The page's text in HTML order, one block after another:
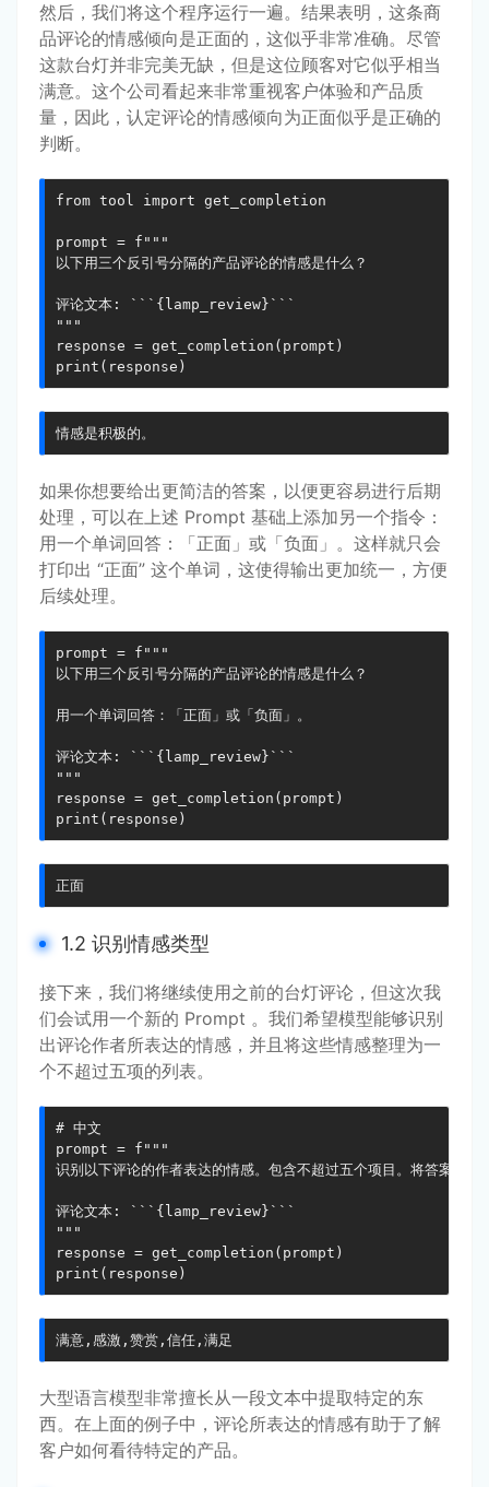
然后，我们将这个程序运行一遍。结果表明，这条商
品评论的情感倾向是正面的，这似乎非常准确。尽管
这款台灯并非完美无缺，但是这位顾客对它似乎相当
满意。这个公司看起来非常重视客户体验和产品质
量，因此，认定评论的情感倾向为正面似乎是正确的
判断。
from tool import get_completion
prompt = f"""
以下用三个反引号分隔的产品评论的情感是什么？
评论文本: ```{lamp_review}```
"""
response = get_completion(prompt)
print(response)
情感是积极的。
如果你想要给出更简洁的答案，以便更容易进行后期
处理，可以在上述 Prompt 基础上添加另一个指令：
用一个单词回答：「正面」或「负面」 。这样就只会
打印出 “正面” 这个单词，这使得输出更加统一，方便
后续处理。
prompt = f"""
以下用三个反引号分隔的产品评论的情感是什么？
用一个单词回答：「正面」或「负面」。
评论文本: ```{lamp_review}```
"""
response = get_completion(prompt)
print(response)
正面
1.2 识别情感类型
接下来，我们将继续使用之前的台灯评论，但这次我
们会试用一个新的 Prompt 。我们希望模型能够识别
出评论作者所表达的情感，并且将这些情感整理为一
个不超过五项的列表。
# 中文
prompt = f"""
识别以下评论的作者表达的情感。包含不超过五个项目。将答案格式
评论文本: ```{lamp_review}```
"""
response = get_completion(prompt)
print(response)
满意,感激,赞赏,信任,满足
大型语言模型非常擅长从一段文本中提取特定的东
西。在上面的例子中，评论所表达的情感有助于了解
客户如何看待特定的产品。